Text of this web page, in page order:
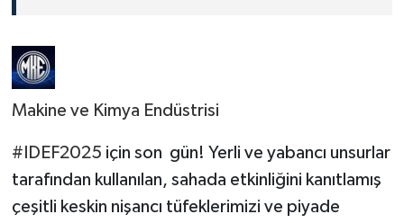
Makine ve Kimya Endüstrisi
#IDEF2025 için son gün! Yerli ve yabancı unsurlar
tarafından kullanılan, sahada etkinliğini kanıtlamış
çeşitli keskin nişancı tüfeklerimizi ve piyade